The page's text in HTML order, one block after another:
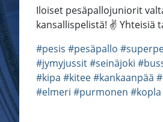
Iloiset pesäpallojuniorit
kansallispelistä! ✌️ Yhteisiä
#pesis #pesäpallo
#jymyjussit#seinäjoki
#kipa #kitee#kankaanpää
#elmeri #purmonen #kopla